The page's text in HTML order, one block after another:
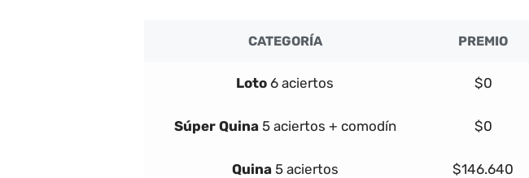
CATEGORÍA PREMIO
Loto 6 aciertos $0
Súper Quina 5 aciertos + comodín $0
Quina 5 aciertos $146.640